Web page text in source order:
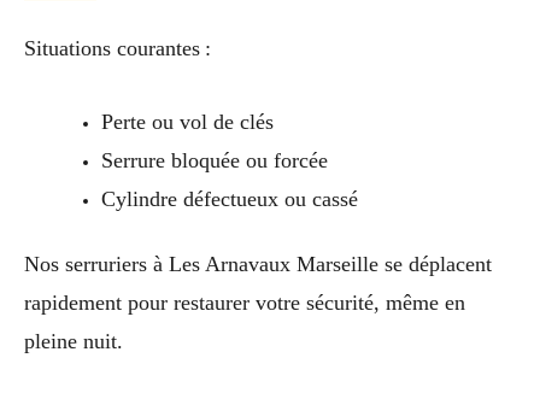
Situations courantes :
Perte ou vol de clés
Serrure bloquée ou forcée
Cylindre défectueux ou cassé
Nos serruriers à Les Arnavaux Marseille se déplacent
rapidement pour restaurer votre sécurité, même en
pleine nuit.